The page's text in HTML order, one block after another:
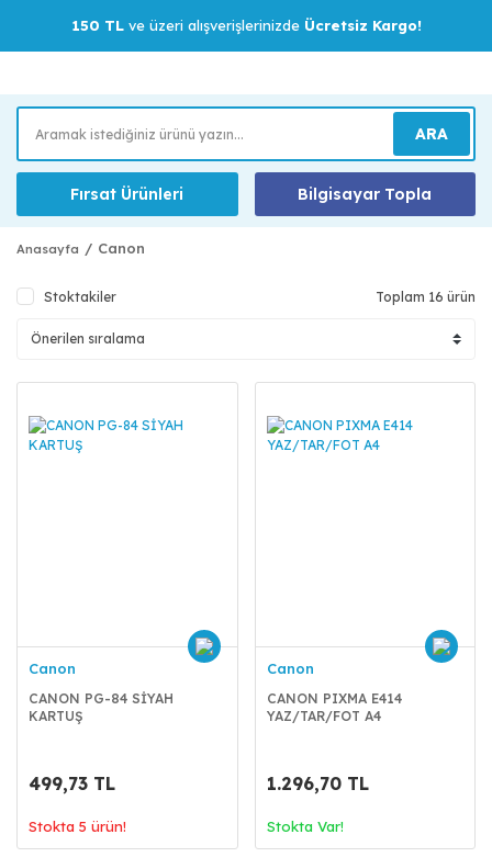
150 TLve üzeri alışverişlerinizde Ücretsiz Kargo!
ARA
Fırsat Ürünleri Bilgisayar Topla
Anasayfa Canon
Stoktakiler Toplam 16 ürün
Canon
CANON PG-84 SİYAH
KARTUŞ
499,73 TL
Stokta 5 ürün!
Canon
CANON PIXMA E414
YAZ/TAR/FOT A4
1.296,70 TL
Stokta Var!